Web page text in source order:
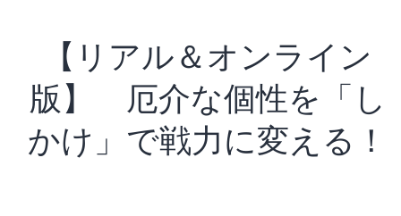
【リアル＆オンライン
版】 厄介な個性を「し
かけ」で戦力に変える！